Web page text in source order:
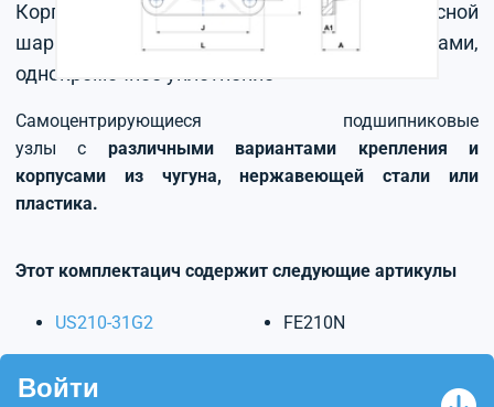
Корпус из серого чугуна, радиальный корпусной
шарикоподшипник с установочными винтами,
однокромочное уплотнение
Самоцентрирующиеся подшипниковые
узлы с различными вариантами крепления и
корпусами из чугуна, нержавеющей стали или
пластика.
Этот комплектацич содержит следующие артикулы
US210-31G2 FE210N
Войти